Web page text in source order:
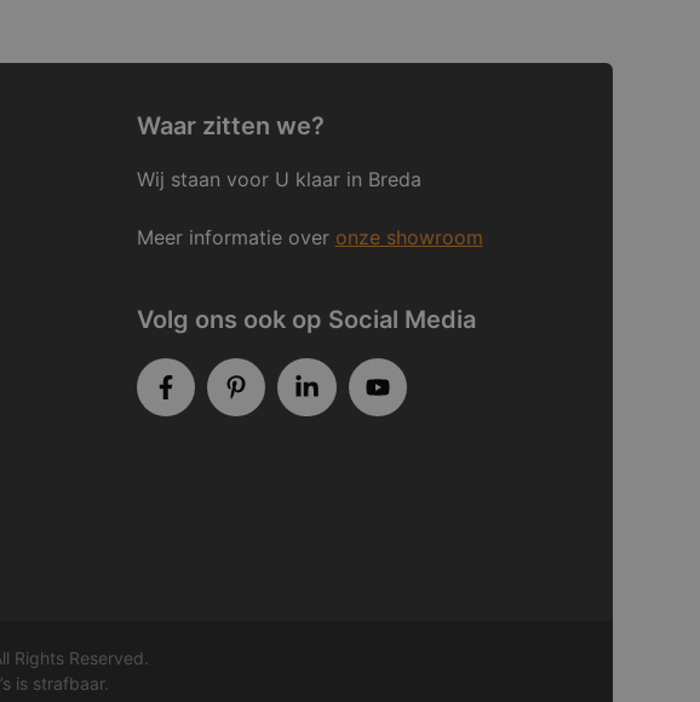
Waar zitten we?
Wij staan voor U klaar in Breda
Meer informatie over onze showroom
Volg ons ook op Social Media
Rights Reserved.
is strafbaar.